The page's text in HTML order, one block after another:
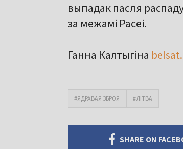
выпадак пасля
за межамі Расеі.
Ганна Калтыгіна
#ЯДРАВАЯ ЗБРОЯ #ЛІТВА
SHARE ON